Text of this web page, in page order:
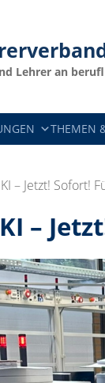
Lehrer an
THEMEN
– Jetzt! Sofort!
–